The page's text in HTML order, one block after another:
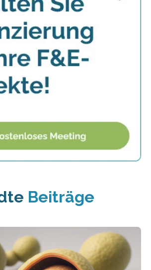
Beiträge